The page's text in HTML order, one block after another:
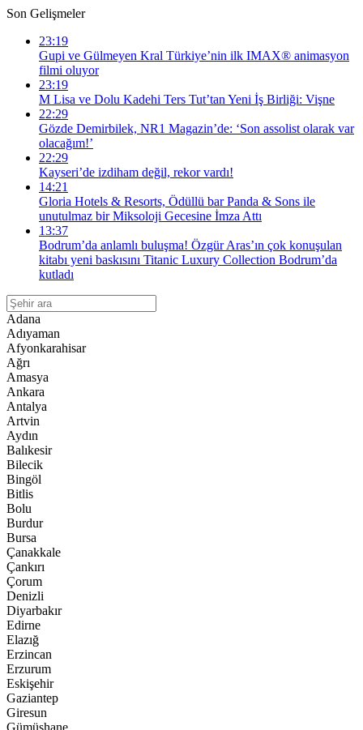
Son Gelişmeler
23:19
Gupi ve Gülmeyen Kral Türkiye’nin ilk IMAX® animasyon
filmi oluyor
23:19
M Lisa ve Dolu Kadehi Ters Tut’tan Yeni İş Birliği: Vişne
22:29
Gözde Demirbilek, NR1 Magazin’de: ‘Son assolist olarak var
olacağım!’
22:29
Kayseri’de izdiham değil, rekor vardı!
14:21
Gloria Hotels & Resorts, Ödüllü bar Panda & Sons ile
unutulmaz bir Miksoloji Gecesine İmza Attı
13:37
Bodrum’da anlamlı buluşma! Özgür Aras’ın çok konuşulan
kitabı yeni baskısını Titanic Luxury Collection Bodrum’da
kutladı
Adana
Adıyaman
Afyonkarahisar
Ağrı
Amasya
Ankara
Antalya
Artvin
Aydın
Balıkesir
Bilecik
Bingöl
Bitlis
Bolu
Burdur
Bursa
Çanakkale
Çankırı
Çorum
Denizli
Diyarbakır
Edirne
Elazığ
Erzincan
Erzurum
Eskişehir
Gaziantep
Giresun
Gümüşhane